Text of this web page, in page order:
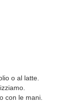
o al latte.
con le mani.